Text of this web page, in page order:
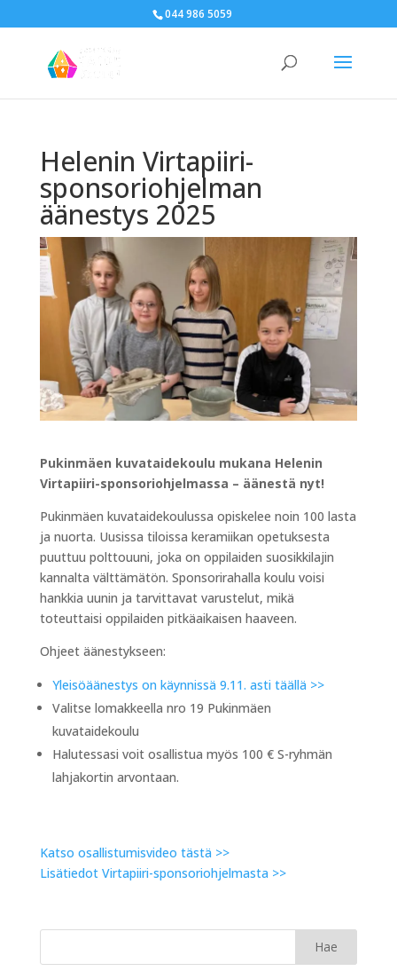
044 986 5059
Helenin Virtapiiri-
sponsoriohjelman
äänestys 2025
Pukinmäen kuvataidekoulu mukana Helenin
Virtapiiri-sponsoriohjelmassa – äänestä nyt!
Pukinmäen kuvataidekoulussa opiskelee noin 100 lasta
ja nuorta. Uusissa tiloissa keramiikan opetuksesta
puuttuu polttouuni, joka on oppilaiden suosikkilajin
kannalta välttämätön. Sponsorirahalla koulu voisi
hankkia uunin ja tarvittavat varustelut, mikä
toteuttaisi oppilaiden pitkäaikaisen haaveen.
Ohjeet äänestykseen:
Yleisöäänestys on käynnissä 9.11. asti täällä >>
Valitse lomakkeella nro 19 Pukinmäen
kuvataidekoulu
Halutessasi voit osallistua myös 100 € S-ryhmän
lahjakortin arvontaan.
Katso osallistumisvideo tästä >>
Lisätiedot Virtapiiri-sponsoriohjelmasta >>